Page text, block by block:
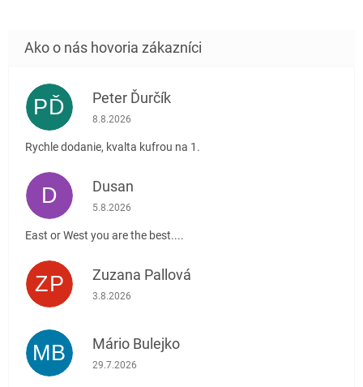
PĎ Peter Ďurčík
Hodnotenie obchodu je 5 z 5 hviezdičiek.
8.8.2026
Rychle dodanie, kvalta kufrou na 1.
D Dusan
Hodnotenie obchodu je 5 z 5 hviezdičiek.
5.8.2026
East or West you are the best....
ZP Zuzana Pallová
Hodnotenie obchodu je 5 z 5 hviezdičiek.
3.8.2026
MB Mário Bulejko
Hodnotenie obchodu je 5 z 5 hviezdičiek.
29.7.2026